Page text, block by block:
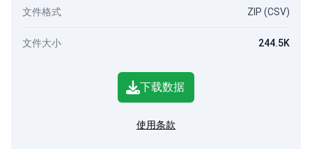
文件格式 ZIP (CSV)
文件大小 244.5K
下载数据
使用条款